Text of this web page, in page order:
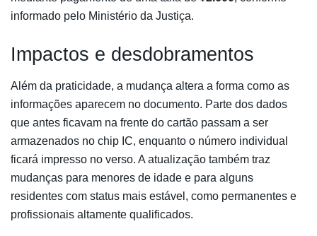
informado pelo Ministério da Justiça.
Impactos e desdobramentos
Além da praticidade, a mudança altera a forma como as
informações aparecem no documento. Parte dos dados
que antes ficavam na frente do cartão passam a ser
armazenados no chip IC, enquanto o número individual
ficará impresso no verso. A atualização também traz
mudanças para menores de idade e para alguns
residentes com status mais estável, como permanentes e
profissionais altamente qualificados.